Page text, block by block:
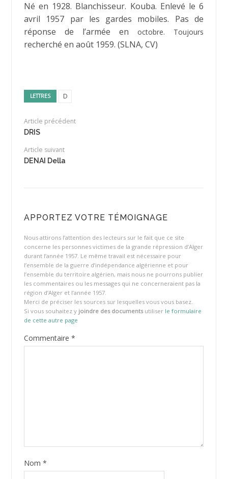
Né en 1928. Blanchisseur. Kouba. Enlevé le 6
avril 1957 par les gardes mobiles. Pas de
réponse de l’armée enoctobre. Toujours
recherché en août 1959. (SLNA, CV)
LETTRES D
Article précédent
DRIS
Article suivant
DENAI Della
APPORTEZ VOTRE TÉMOIGNAGE
Nous attirons l’attention des lecteurs sur le fait que ce site
concerne les personnes victimes de la grande répression d’Alger
durant l’année 1957. Le même travail est nécessaire pour
l’ensemble de la guerre d’indépendance algérienne et pour
l’ensemble du territoire algérien, mais nous ne pourrons publier
les commentaires ou les messages qui ne concerneraient pas la
région d’Alger et l’année 1957.
Merci de préciser les sources sur lesquelles vous vous basez.
Si vous souhaitez y joindre des documentsutiliser le formulaire
de cette autre page
Commentaire *
Nom *